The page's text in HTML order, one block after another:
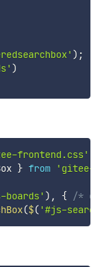
) ;
)
frontend.css'
} from 'gitee-
boards' ) , { /*
($( '#js-